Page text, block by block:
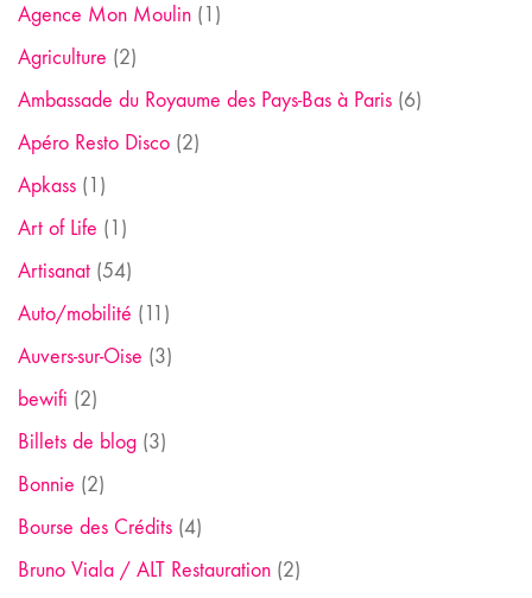
Agence Mon Moulin (1)
Agriculture (2)
Ambassade du Royaume des Pays-Bas à Paris (6)
Apéro Resto Disco (2)
Apkass (1)
Art of Life (1)
Artisanat (54)
Auto/mobilité (11)
Auvers-sur-Oise (3)
bewifi (2)
Billets de blog (3)
Bonnie (2)
Bourse des Crédits (4)
Bruno Viala / ALT Restauration (2)